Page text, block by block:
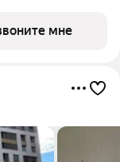
одну сторону. В
мне